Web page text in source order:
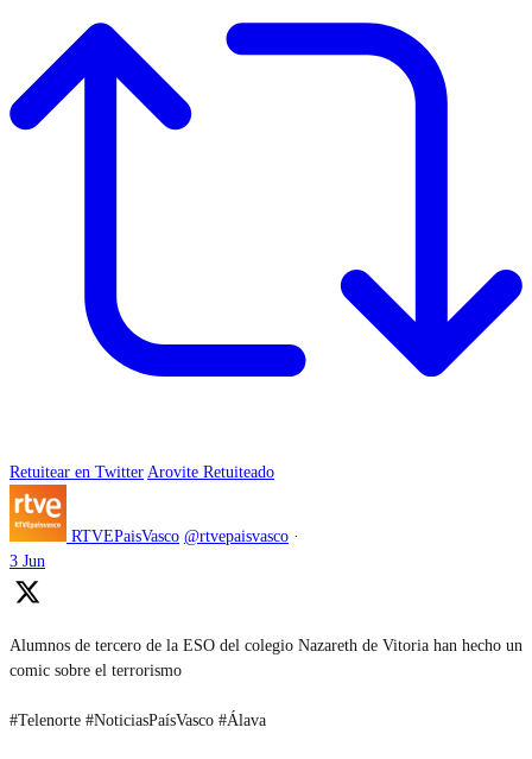
Retuitear en Twitter Arovite Retuiteado
RTVEPaisVasco @rtvepaisvasco ·
3 Jun
Alumnos de tercero de la ESO del colegio Nazareth de Vitoria han hecho un
comic sobre el terrorismo
#Telenorte #NoticiasPaísVasco #Álava